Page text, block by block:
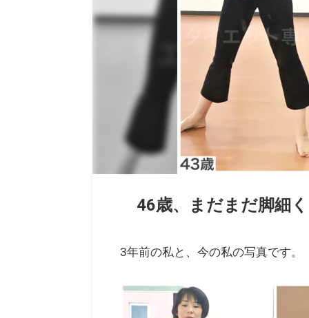
46歳、まだまだ脚細
3年前の私と、今の私の写真です。